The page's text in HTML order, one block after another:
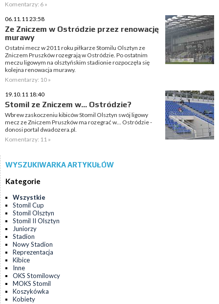
Komentarzy: 6 »
06.11.11 23:58
Ze Zniczem w Ostródzie przez renowację
murawy
Ostatni mecz w 2011 roku piłkarze Stomilu Olsztyn ze
Zniczem Pruszków rozegrają w Ostródzie. Po ostatnim
meczu ligowym na olsztyńskim stadionie rozpoczęła się
kolejna renowacja murawy.
Komentarzy: 10 »
19.10.11 18:40
Stomil ze Zniczem w... Ostródzie?
Wbrew zaskoczeniu kibiców Stomil Olsztyn swój ligowy
mecz ze Zniczem Pruszków ma rozegrać w... Ostródzie -
donosi portal dwadozera.pl.
Komentarzy: 11 »
WYSZUKIWARKA ARTYKUŁÓW
Kategorie
Wszystkie
Stomil Cup
Stomil Olsztyn
Stomil II Olsztyn
Juniorzy
Stadion
Nowy Stadion
Reprezentacja
Kibice
Inne
OKS Stomilowcy
MOKS Stomil
Koszykówka
Kobiety